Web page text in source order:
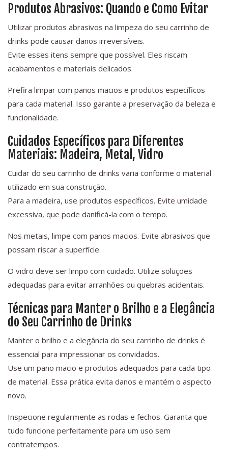
Produtos Abrasivos: Quando e Como Evitar
Utilizar produtos abrasivos na limpeza do seu carrinho de
drinks pode causar danos irreversíveis.
Evite esses itens sempre que possível. Eles riscam
acabamentos e materiais delicados.
Prefira limpar com panos macios e produtos específicos
para cada material. Isso garante a preservação da beleza e
funcionalidade.
Cuidados Específicos para Diferentes
Materiais: Madeira, Metal, Vidro
Cuidar do seu carrinho de drinks varia conforme o material
utilizado em sua construção.
Para a madeira, use produtos específicos. Evite umidade
excessiva, que pode danificá-la com o tempo.
Nos metais, limpe com panos macios. Evite abrasivos que
possam riscar a superfície.
O vidro deve ser limpo com cuidado. Utilize soluções
adequadas para evitar arranhões ou quebras acidentais.
Técnicas para Manter o Brilho e a Elegância
do Seu Carrinho de Drinks
Manter o brilho e a elegância do seu carrinho de drinks é
essencial para impressionar os convidados.
Use um pano macio e produtos adequados para cada tipo
de material. Essa prática evita danos e mantém o aspecto
novo.
Inspecione regularmente as rodas e fechos. Garanta que
tudo funcione perfeitamente para um uso sem
contratempos.